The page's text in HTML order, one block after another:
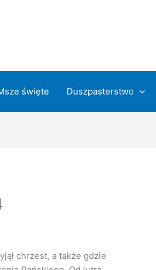
święte Duszpasterstwo
chrzest, a także gdzie